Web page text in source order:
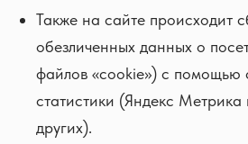
Также на сайте происходит
обезличенных данных о
файлов «cookie») с помощью
статистики (Яндекс Метрика
других).